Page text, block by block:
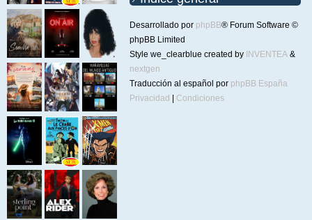
Desarrollado por phpBB® Forum Software ©
phpBB Limited
Style we_clearblue created by INVENTEA &
nextgen
Traducción al español por phpBB España
Privacidad
Condiciones